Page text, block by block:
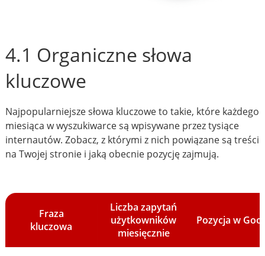
4.1 Organiczne słowa
kluczowe
Najpopularniejsze słowa kluczowe to takie, które każdego
miesiąca w wyszukiwarce są wpisywane przez tysiące
internautów. Zobacz, z którymi z nich powiązane są treści
na Twojej stronie i jaką obecnie pozycję zajmują.
Fraza
kluczowa
Liczba zapytań
użytkowników
miesięcznie
Pozycja w